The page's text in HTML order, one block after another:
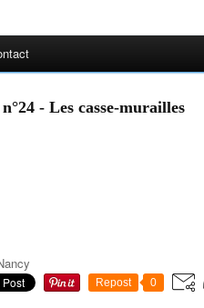
- Les casse-murailles
Repost 0